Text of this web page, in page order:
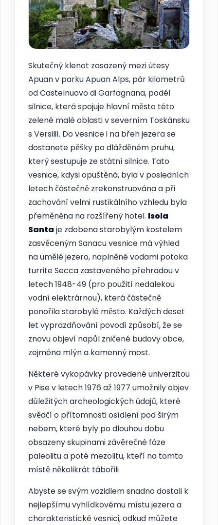
Skutečný klenot zasazený mezi útesy
Apuan v parku Apuan Alps, pár kilometrů
od Castelnuovo di Garfagnana, podél
silnice, která spojuje hlavní město této
zelené malé oblasti v severním Toskánsku
s Versilií. Do vesnice i na břeh jezera se
dostanete pěšky po dlážděném pruhu,
který sestupuje ze státní silnice. Tato
vesnice, kdysi opuštěná, byla v posledních
letech částečně zrekonstruována a při
zachování velmi rustikálního vzhledu byla
přeměněna na rozšířený hotel. Isola
Santa je zdobena starobylým kostelem
zasvěceným Sanacu vesnice má výhled
na umělé jezero, naplněné vodami potoka
turrite Secca zastaveného přehradou v
letech 1948-49 (pro použití nedalekou
vodní elektrárnou), která částečně
ponořila starobylé město. Každých deset
let vyprazdňování povodí způsobí, že se
znovu objeví napůl zničené budovy obce,
zejména mlýn a kamenný most.
Některé vykopávky provedené univerzitou
v Pise v letech 1976 až 1977 umožnily objev
důležitých archeologických údajů, které
svědčí o přítomnosti osídlení pod širým
nebem, které byly po dlouhou dobu
obsazeny skupinami závěrečné fáze
paleolitu a poté mezolitu, kteří na tomto
místě několikrát tábořili
Abyste se svým vozidlem snadno dostali k
nejlepšímu vyhlídkovému místu jezera a
charakteristické vesnici, odkud můžete